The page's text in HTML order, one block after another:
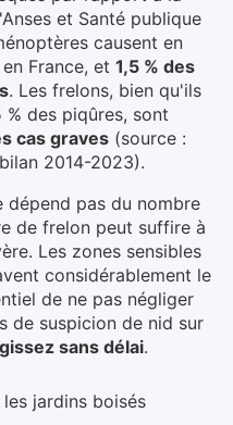
et Santé publique
causent en
en France, et 1,5 % des
. Les frelons, bien qu'ils
des piqûres, sont
cas graves (source :
2014-2023).
dépend pas du nombre
de frelon peut suffire à
Les zones sensibles
considérablement le
de ne pas négliger
de suspicion de nid sur
sans délai.
jardins boisés